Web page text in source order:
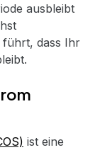
ausbleibt
führt, dass Ihr
ist eine